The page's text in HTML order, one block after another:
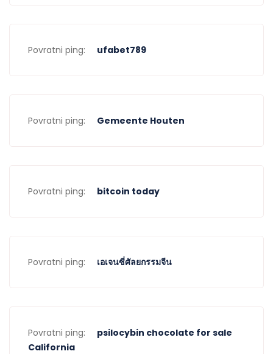
Povratni ping: ufabet789
Povratni ping: Gemeente Houten
Povratni ping: bitcoin today
Povratni ping: เอเจนซี่ศัลยกรรมจีน
Povratni ping:
psilocybin chocolate for sale
California